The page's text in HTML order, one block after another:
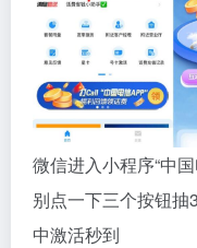
微信进入小程序“中
别点一下三个按钮抽
中激活秒到